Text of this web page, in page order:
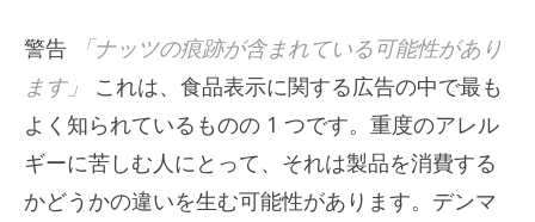
警告
「ナッツの痕跡が含まれている可能性があり
ます」
これは、食品表示に関する広告の中で最も
よく知られているものの 1 つです。重度のアレル
ギーに苦しむ人にとって、それは製品を消費する
かどうかの違いを生む可能性があります。デンマ